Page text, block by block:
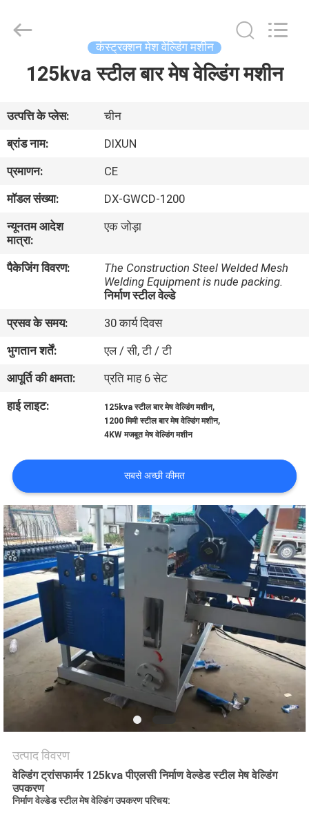
उत्पादों
वीआर
शो
हमारे
बारे
कारखाना
भ्रमण
गुणवत्ता
नियंत्रण
संपर्क
करें
एक
उद्धरण
का
अनुरोध
करें
साइटमैप
PRIVACY
Mesh
Products
कंस्ट्रक्शन मेश वेल्डिंग मशीन
125kva स्टील बार मेष वेल्डिंग मशीन
उत्पत्ति के प्लेस:
चीन
ब्रांड नाम:
DIXUN
प्रमाणन:
CE
मॉडल संख्या:
DX-GWCD-1200
न्यूनतम आदेश
मात्रा:
एक जोड़ा
पैकेजिंग विवरण:
The Construction Steel Welded Mesh
Welding Equipment is nude packing.
निर्माण स्टील वेल्डे
प्रसव के समय:
30 कार्य दिवस
भुगतान शर्तें:
एल / सी, टी / टी
आपूर्ति की क्षमता:
प्रति माह 6 सेट
हाई लाइट:
125kva स्टील बार मेष वेल्डिंग मशीन,
1200 मिमी स्टील बार मेष वेल्डिंग मशीन,
4KW मजबूत मेष वेल्डिंग मशीन
सबसे अच्छी कीमत
उत्पाद विवरण
वेल्डिंग ट्रांसफार्मर 125kva पीएलसी निर्माण वेल्डेड स्टील मेष वेल्डिंग
उपकरण
निर्माण वेल्डेड स्टील मेष वेल्डिंग उपकरण परिचय: